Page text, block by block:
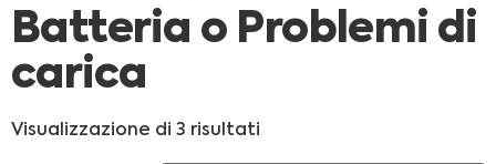
Shop online
batteria
Batteria o Problemi di
carica
Visualizzazione di 3 risultati